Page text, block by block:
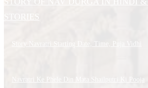
STORIES
Story Navratri Starting Date, Time, Puja Vidhi
Navratri Ke Phele Din Mata Shailputri Ki Pooja